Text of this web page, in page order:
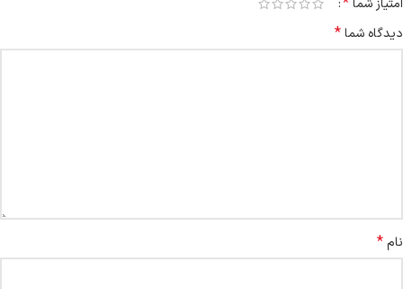
امتیاز شما
دیدگاه شما*
نام*